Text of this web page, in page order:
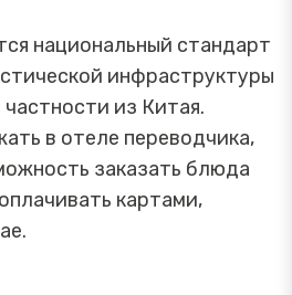
национальный стандарт
инфраструктуры
из Китая.
в отеле переводчика,
заказать блюда
картами,